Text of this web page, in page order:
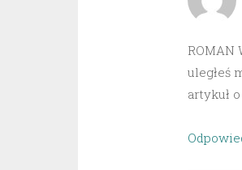
ROMAN
uległeś
artykuł